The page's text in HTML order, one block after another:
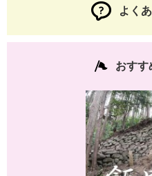
よく
おすす